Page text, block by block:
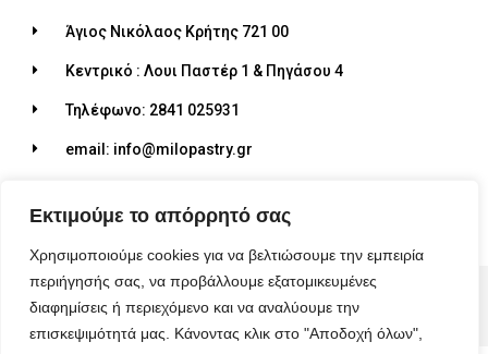
Εκτιμούμε το απόρρητό σας
Χρησιμοποιούμε cookies για να βελτιώσουμε την εμπειρία
περιήγησής σας, να προβάλλουμε εξατομικευμένες
διαφημίσεις ή περιεχόμενο και να αναλύουμε την
επισκεψιμότητά μας. Κάνοντας κλικ στο "Αποδοχή όλων",
Άγιος Νικόλαος Κρήτης 721 00
Κεντρικό : Λουι Παστέρ 1 & Πηγάσου 4
Τηλέφωνο: 2841 025931
email: info@milopastry.gr
© 2026 ALL RIGHTS RESERVED​